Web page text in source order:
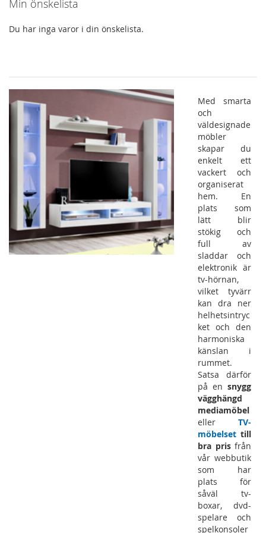
Min önskelista
Du har inga varor i din önskelista.
Med smarta
och
väldesignade
möbler
skapar du
enkelt ett
vackert och
organiserat
hem. En
plats som
lätt blir
stökig och
full av
sladdar och
elektronik är
tv-hörnan,
vilket tyvärr
kan dra ner
helhetsintryc
ket och den
harmoniska
känslan i
rummet.
Satsa därför
på en snygg
vägghängd
mediamöbel
eller TV-
möbelset till
bra prisfrån
vår webbutik
som har
plats för
såväl tv-
boxar, dvd-
spelare och
spelkonsoler